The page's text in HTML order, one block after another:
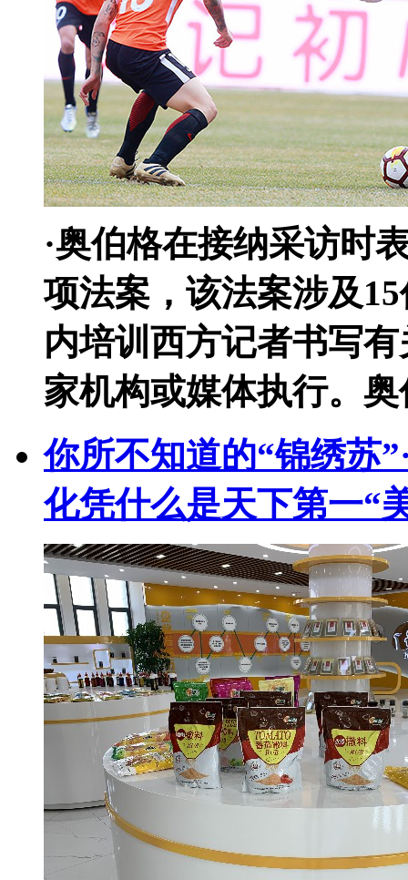
·奥伯格在接纳采访时
项法案，该法案涉及
内培训西方记者书写
家机构或媒体执行。
你所不知道的“锦绣苏
化凭什么是天下第一“